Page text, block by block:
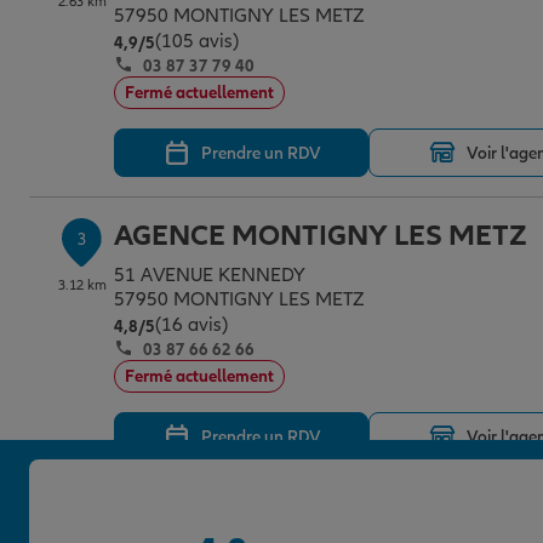
57950 MONTIGNY LES METZ
4,9/5Note de 4.9 sur 5
(105 avis)
03 87 37 79 40
Fermé actuellement
Prendre un RDV Voir
3
3.12 km
AGENCE MONTIGNY LES METZ
51 AVENUE KENNEDY
57950 MONTIGNY LES METZ
4,8/5Note de 4.8 sur 5
(16 avis)
03 87 66 62 66
Fermé actuellement
Prendre un RDV Voir